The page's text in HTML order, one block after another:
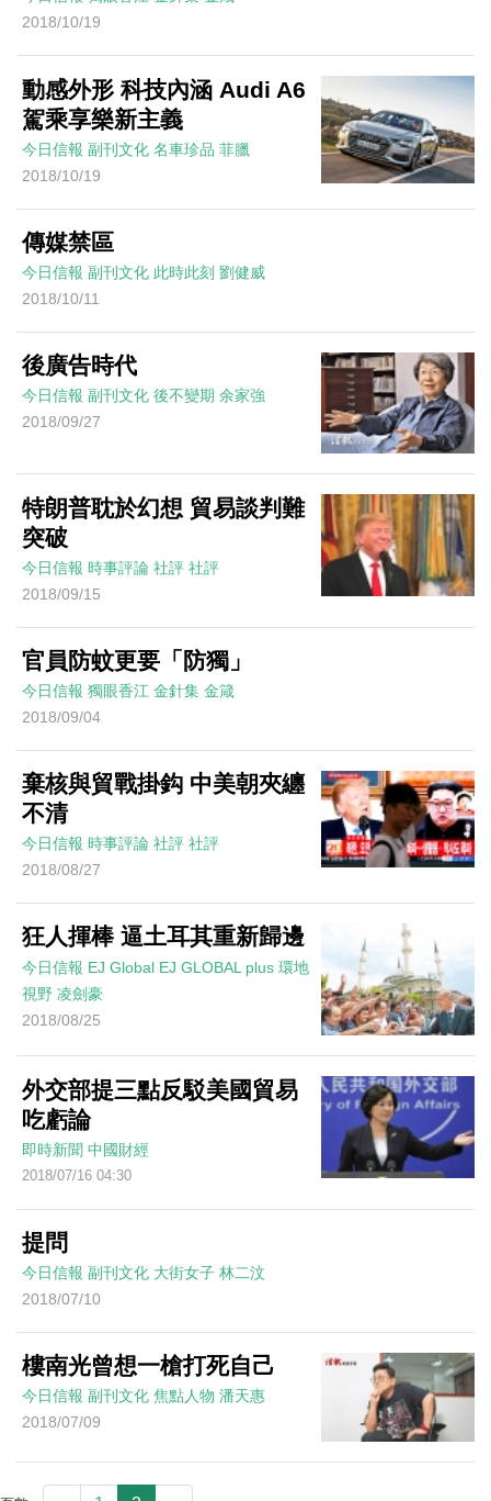
2018/10/19
動感外形 科技內涵 Audi A6
駕乘享樂新主義
今日信報 副刊文化 名車珍品 菲臘
2018/10/19
傳媒禁區
今日信報 副刊文化 此時此刻 劉健威
2018/10/11
後廣告時代
今日信報 副刊文化 後不變期 余家強
2018/09/27
特朗普耽於幻想 貿易談判難
突破
今日信報 時事評論 社評 社評
2018/09/15
官員防蚊更要「防獨」
今日信報 獨眼香江 金針集 金箴
2018/09/04
棄核與貿戰掛鈎 中美朝夾纏
不清
今日信報 時事評論 社評 社評
2018/08/27
狂人揮棒 逼土耳其重新歸邊
今日信報 EJ Global EJ GLOBAL plus 環地
視野 凌劍豪
2018/08/25
外交部提三點反駁美國貿易
吃虧論
即時新聞 中國財經
2018/07/16 04:30
提問
今日信報 副刊文化 大街女子 林二汶
2018/07/10
樓南光曾想一槍打死自己
今日信報 副刊文化 焦點人物 潘天惠
2018/07/09